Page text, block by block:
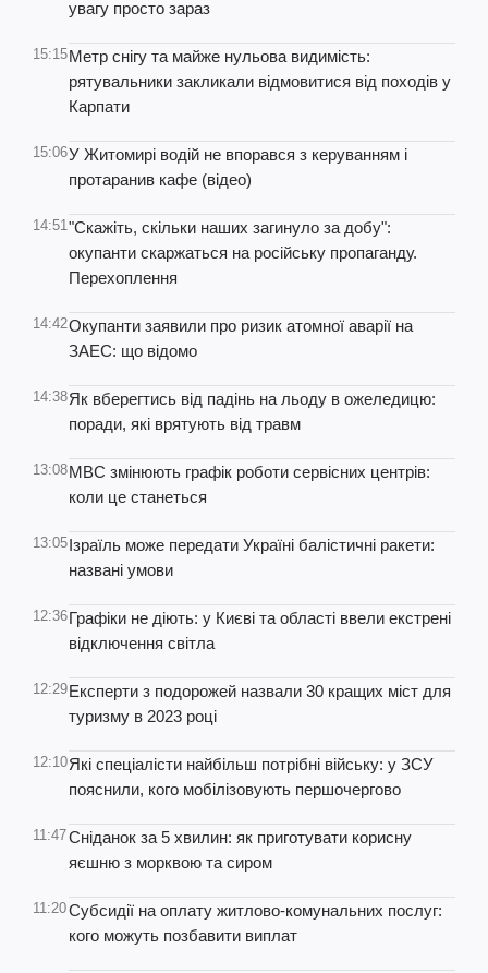
увагу просто зараз
15:15Метр снігу та майже нульова видимість:
рятувальники закликали відмовитися від походів у
Карпати
15:06У Житомирі водій не впорався з керуванням і
протаранив кафе (відео)
14:51"Скажіть, скільки наших загинуло за добу":
окупанти скаржаться на російську пропаганду.
Перехоплення
14:42Окупанти заявили про ризик атомної аварії на
ЗАЕС: що відомо
14:38Як вберегтись від падінь на льоду в ожеледицю:
поради, які врятують від травм
13:08МВС змінюють графік роботи сервісних центрів:
коли це станеться
13:05Ізраїль може передати Україні балістичні ракети:
названі умови
12:36Графіки не діють: у Києві та області ввели екстрені
відключення світла
12:29Експерти з подорожей назвали 30 кращих міст для
туризму в 2023 році
12:10Які спеціалісти найбільш потрібні війську: у ЗСУ
пояснили, кого мобілізовують першочергово
11:47Сніданок за 5 хвилин: як приготувати корисну
яєшню з морквою та сиром
11:20Субсидії на оплату житлово-комунальних послуг:
кого можуть позбавити виплат